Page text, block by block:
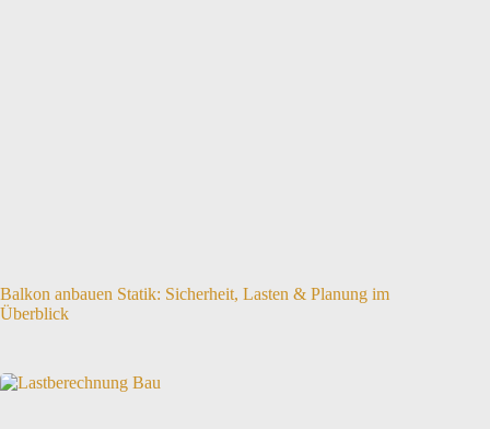
Balkon anbauen Statik: Sicherheit, Lasten & Planung im
Überblick